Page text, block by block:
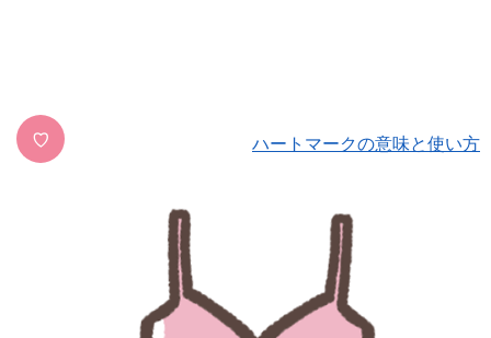
♡ ハートマークの意味と使い方